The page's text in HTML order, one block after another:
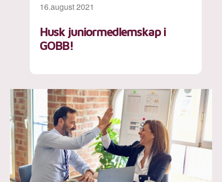
16.august 2021
Husk juniormedlemskap i
GOBB!